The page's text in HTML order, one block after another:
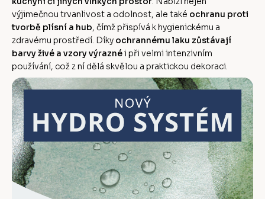
výjimečnou trvanlivost a odolnost, ale také ochranu proti
tvorbě plísní a hub, čímž přispívá k hygienickému a
zdravému prostředí. Díky ochrannému laku zůstávají
barvy živé a vzory výraznéi při velmi intenzivním
používání, což z ní dělá skvělou a praktickou dekoraci.